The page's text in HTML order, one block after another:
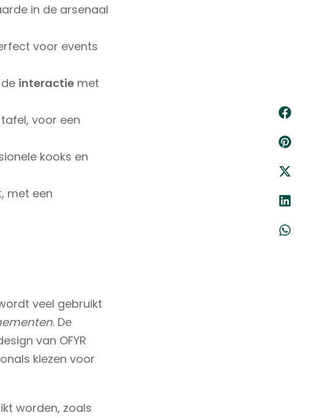
in de arsenaal
voor events
interactiemet
voor een
kooks en
met een
veel gebruikt
. De
van OFYR
kiezen voor
worden, zoals